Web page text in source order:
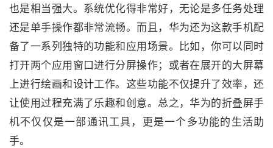
也是相当强大。系统优化得非常好，无论是多任务处理
还是单手操作都非常流畅。而且，华为还为这款手机配
备了一系列独特的功能和应用场景。比如，你可以同时
打开两个应用窗口进行分屏操作；或者在展开的大屏幕
上进行绘画和设计工作。这些功能不仅提升了效率，还
让使用过程充满了乐趣和创意。总之，华为的折叠屏手
机不仅仅是一部通讯工具，更是一个多功能的生活助
手。